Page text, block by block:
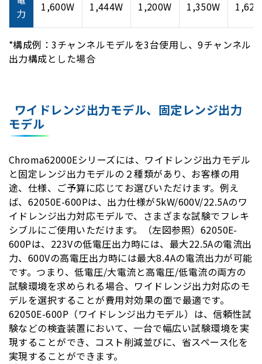
力
1,600W 1,444W 1,200W 1,350W
*構成例：3チャンネルモデルを3台使用し、9チャンネル
出力構成とした場合
ワイドレンジ出力モデル、固定レンジ出力
モデル
Chroma62000Eシリーズには、ワイドレンジ出力モデル
と固定レンジ出力モデルの２種類があり、お客様の用
途、仕様、ご予算に応じてお選びいただけます。例え
ば、62050E-600Pは、出力仕様が5kW/600V/22.5Aのワ
イドレンジ出力対応モデルで、さまざまな試験でフレキ
シブルにご使用いただけます。（左図参照）62050E-
600Pは、223Vの低電圧出力時には、最大22.5Aの電流出
力、600Vの高電圧出力時には最大8.4Aの電流出力が可能
です。つまり、低電圧/大電流と高電圧/低電流の両方の
試験環境を求められる場合、ワイドレンジ出力対応のモ
デルを選択することが費用対効果の面で最適です。
62050E-600P（ワイドレンジ出力モデル）は、信頼性試
験などの検査装置において、一台で幅広い試験環境を実
現することができ、コスト削減並びに、省スペース化を
実現することができます。